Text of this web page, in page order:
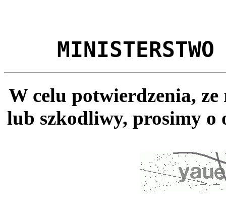
MINISTERSTWO
W celu potwierdzenia,
lub szkodliwy, prosimy o